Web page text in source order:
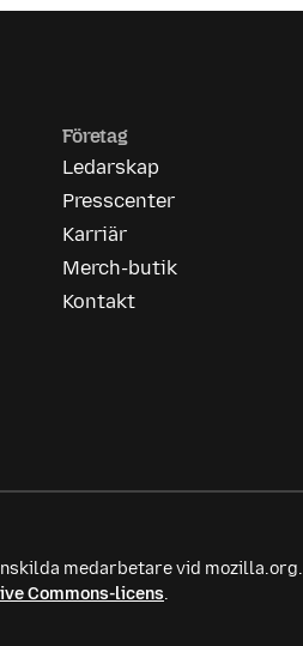
Företag
Ledarskap
Presscenter
Karriär
Merch-butik
Kontakt
medarbetare vid mozilla.org.
Commons-licens.